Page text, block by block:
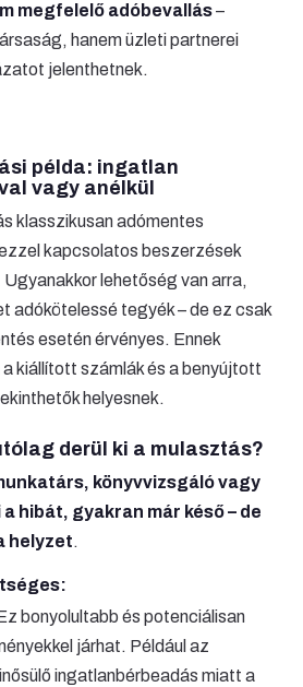
megfelelő adóbevallás–
hanem üzleti partnerei
jelenthetnek.
példa: ingatlan
vagy anélkül
klasszikusan adómentes
kapcsolatos beszerzések
lehetőség van arra,
adókötelessé tegyék – de ez csak
esetén érvényes. Ennek
kiállított számlák és a benyújtott
helyesnek.
derül ki a mulasztás?
könyvvizsgáló vagy
hibát, gyakran már késő – de
helyzet.
bonyolultabb és potenciálisan
járhat. Például az
ingatlanbérbeadás miatt a